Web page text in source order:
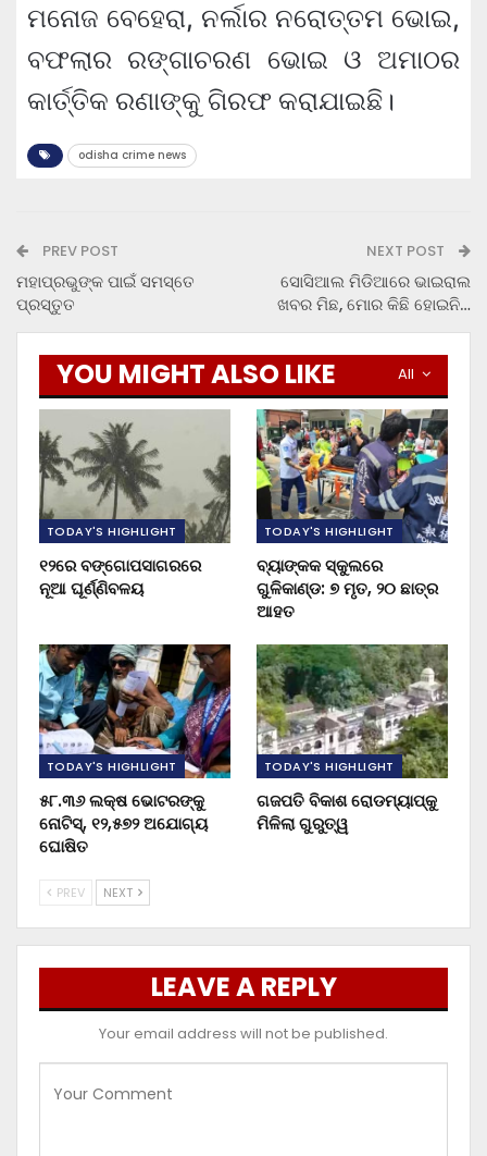
ମନୋଜ ବେହେରା, ନର୍ଲାର ନରୋତ୍ତମ ଭୋଇ,
ବଫଲାର ରଙ୍ଗାଚରଣ ଭୋଇ ଓ ଅମାଠର
କାର୍ତ୍ତିକ ରଣାଙ୍କୁ ଗିରଫ କରାଯାଇଛି।
odisha crime news
PREV POST
ମହାପ୍ରଭୁଙ୍କ ପାଇଁ ସମସ୍ତେ
ପ୍ରସ୍ତୁତ
NEXT POST
ସୋସିଆଲ ମିଡିଆରେ ଭାଇରାଲ
ଖବର ମିଛ, ମୋର କିଛି ହୋଇନି…
All
YOU MIGHT ALSO LIKE
TODAY'S HIGHLIGHT
୧୨ରେ ବଙ୍ଗୋପସାଗରରେ
ନୂଆ ଘୂର୍ଣ୍ଣିବଳୟ
TODAY'S HIGHLIGHT
ବ୍ୟାଙ୍କକ ସ୍କୁଲରେ
ଗୁଳିକାଣ୍ଡ: ୭ ମୃତ, ୨୦ ଛାତ୍ର
ଆହତ
TODAY'S HIGHLIGHT
୫୮.୩୬ ଲକ୍ଷ ଭୋଟରଙ୍କୁ
ନୋଟିସ୍‌, ୧୨,୫୭୨ ଅଯୋଗ୍ୟ
ଘୋଷିତ
TODAY'S HIGHLIGHT
ଗଜପତି ବିକାଶ ରୋଡମ୍ୟାପ୍‌କୁ
ମିଳିଲା ଗୁରୁତ୍ୱ
PREV NEXT
LEAVE A REPLY
Your email address will not be published.